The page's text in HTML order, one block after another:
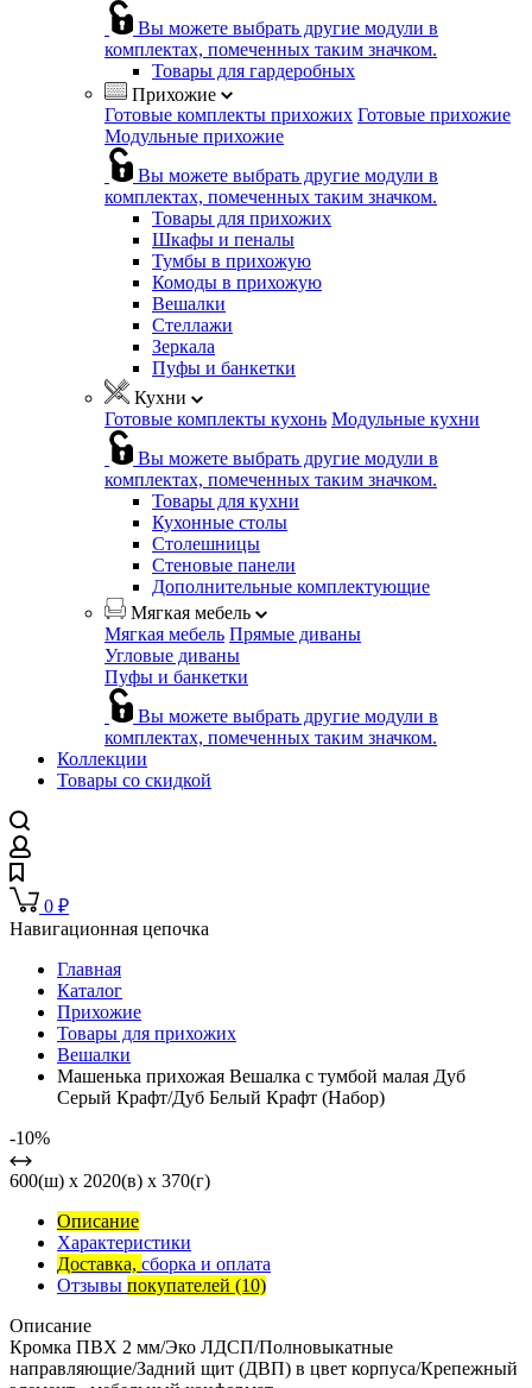
Вы можете выбрать другие модули в
комплектах, помеченных таким значком.
Товары для гардеробных
Прихожие
Готовые комплекты прихожих Готовые прихожие
Модульные прихожие
Вы можете выбрать другие модули в
комплектах, помеченных таким значком.
Товары для прихожих
Шкафы и пеналы
Тумбы в прихожую
Комоды в прихожую
Вешалки
Стеллажи
Зеркала
Пуфы и банкетки
Кухни
Готовые комплекты кухонь Модульные кухни
Вы можете выбрать другие модули в
комплектах, помеченных таким значком.
Товары для кухни
Кухонные столы
Столешницы
Стеновые панели
Дополнительные комплектующие
Мягкая мебель
Мягкая мебель Прямые диваны
Угловые диваны
Пуфы и банкетки
Вы можете выбрать другие модули в
комплектах, помеченных таким значком.
Коллекции
Товары со скидкой
0 ₽
Навигационная цепочка
Главная
Каталог
Прихожие
Товары для прихожих
Вешалки
Машенька прихожая Вешалка с тумбой малая Дуб
Серый Крафт/Дуб Белый Крафт (Набор)
-10%
600(ш) x 2020(в) x 370(г)
Описание
Характеристики
Доставка, сборка и оплата
Отзывы покупателей (10)
Описание
Кромка ПВХ 2 мм/Эко ЛДСП/Полновыкатные
направляющие/Задний щит (ДВП) в цвет корпуса/Крепежный